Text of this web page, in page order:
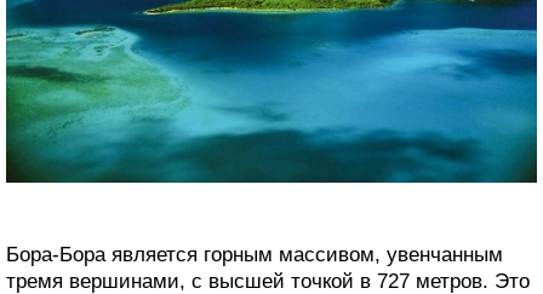
Бора-Бора является горным массивом, увенчанным
тремя вершинами, с высшей точкой в 727 метров. Это